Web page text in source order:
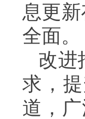
息更
全面。
改进
求，
道，